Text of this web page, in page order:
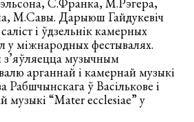
М.Савы. Дарыюш Гайдукевіч
і ўдзельнік камерных
у міжнародных фестывалях.
музычным
арганнай і камернай музыкі
Рабшчынскага ў Васількове і
музыкі “Mater ecclesiaе” у